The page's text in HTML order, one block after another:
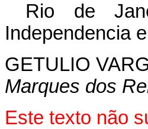
Rio de
Independencia
GETULIO
Marques dos
Este texto não